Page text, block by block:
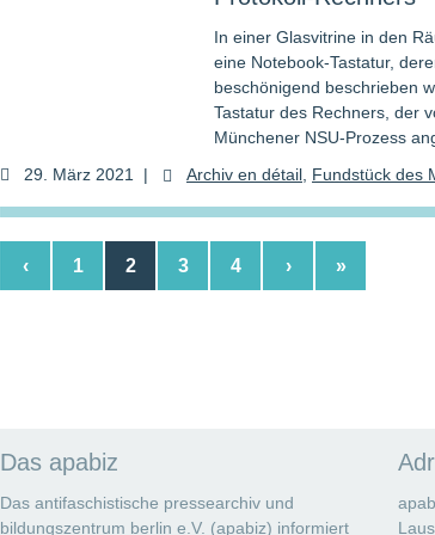
In einer Glasvitrine in den
eine Notebook-Tastatur,
beschönigend beschrieben
Tastatur des Rechners, der
Münchener NSU-Prozess
29. März 2021
| Archiv en dé­tail Fundstück des
‹ 1 2 3 4 › »
Das apabiz
Das antifaschistische pressearchiv und
bildungszentrum berlin e.V. (apabiz) informiert